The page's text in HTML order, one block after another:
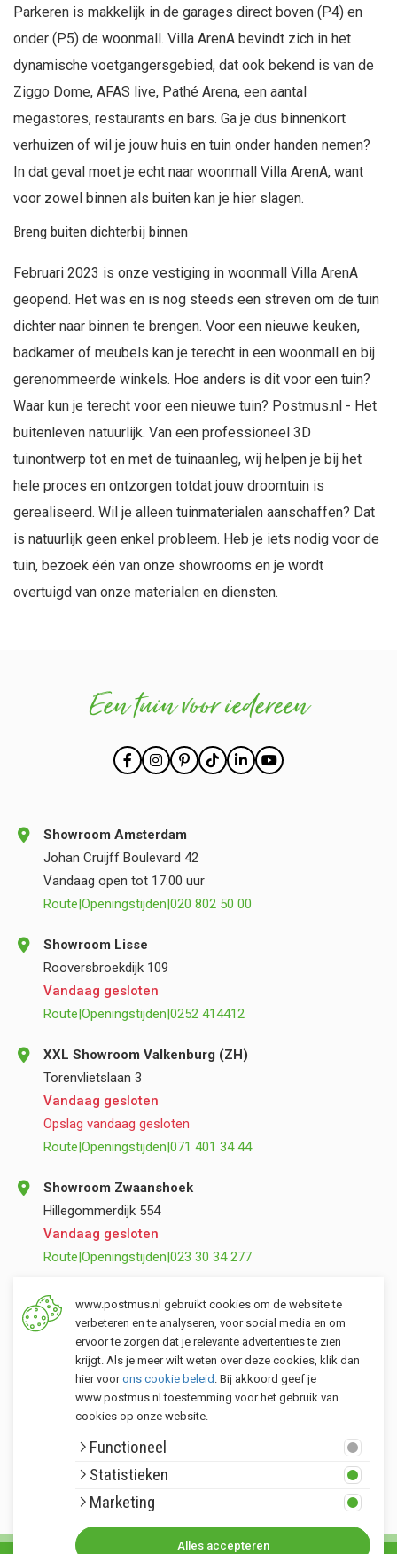
Parkeren is makkelijk in de garages direct boven (P4) en
onder (P5) de woonmall. Villa ArenA bevindt zich in het
dynamische voetgangersgebied, dat ook bekend is van de
Ziggo Dome, AFAS live, Pathé Arena, een aantal
megastores, restaurants en bars. Ga je dus binnenkort
verhuizen of wil je jouw huis en tuin onder handen nemen?
In dat geval moet je echt naar woonmall Villa ArenA, want
voor zowel binnen als buiten kan je hier slagen.
Breng buiten dichterbij binnen
Februari 2023 is onze vestiging in woonmall Villa ArenA
geopend. Het was en is nog steeds een streven om de tuin
dichter naar binnen te brengen. Voor een nieuwe keuken,
badkamer of meubels kan je terecht in een woonmall en bij
gerenommeerde winkels. Hoe anders is dit voor een tuin?
Waar kun je terecht voor een nieuwe tuin? Postmus.nl - Het
buitenleven natuurlijk. Van een professioneel 3D
tuinontwerp tot en met de tuinaanleg, wij helpen je bij het
hele proces en ontzorgen totdat jouw droomtuin is
gerealiseerd. Wil je alleen tuinmaterialen aanschaffen? Dat
is natuurlijk geen enkel probleem. Heb je iets nodig voor de
tuin, bezoek één van onze showrooms en je wordt
overtuigd van onze materialen en diensten.
Een tuin voor iedereen
Klantenservice
Postmus merken
Showroom Amsterdam
Johan Cruijff Boulevard 42
Vandaag open tot 17:00 uur
Route|Openingstijden|020 802 50 00
Showroom Lisse
Rooversbroekdijk 109
Vandaag gesloten
Route|Openingstijden|0252 414412
XXL Showroom Valkenburg (ZH)
Torenvlietslaan 3
Vandaag gesloten
Opslag vandaag gesloten
Route|Openingstijden|071 401 34 44
Showroom Zwaanshoek
Hillegommerdijk 554
Vandaag gesloten
Route|Openingstijden|023 30 34 277
Opslag Valkenburg (ZH)
Torenvlietslaan 3
Vandaag gesloten
Route|Openingstijden |071 401 34 44
www.postmus.nl gebruikt cookies om de website te
verbeteren en te analyseren, voor social media en om
ervoor te zorgen dat je relevante advertenties te zien
krijgt. Als je meer wilt weten over deze cookies, klik dan
hier voorons cookie beleid . Bij akkoord geef je
www.postmus.nl toestemming voor het gebruik van
cookies op onze website.
Functioneel
Statistieken
Marketing
Alles accepteren